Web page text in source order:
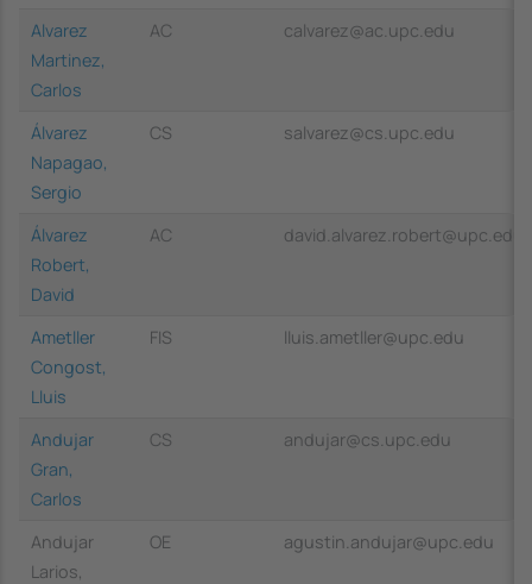
Alvarez
Martinez,
Carlos
AC calvarez@ac.upc.edu
Álvarez
Napagao,
Sergio
CS salvarez@cs.upc.edu
Álvarez
Robert,
David
AC david.alvarez.robert@upc.edu
Ametller
Congost,
Lluis
FIS lluis.ametller@upc.edu
Andujar
Gran,
Carlos
CS andujar@cs.upc.edu
Andujar
Larios,
OE agustin.andujar@upc.edu